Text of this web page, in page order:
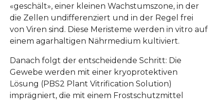
«geschält», einer kleinen Wachstumszone, in der
die Zellen undifferenziert und in der Regel frei
von Viren sind. Diese Meristeme werden in vitro auf
einem agarhaltigen Nährmedium kultiviert.
Danach folgt der entscheidende Schritt: Die
Gewebe werden mit einer kryoprotektiven
Lösung (PBS2 Plant Vitrification Solution)
imprägniert, die mit einem Frostschutzmittel